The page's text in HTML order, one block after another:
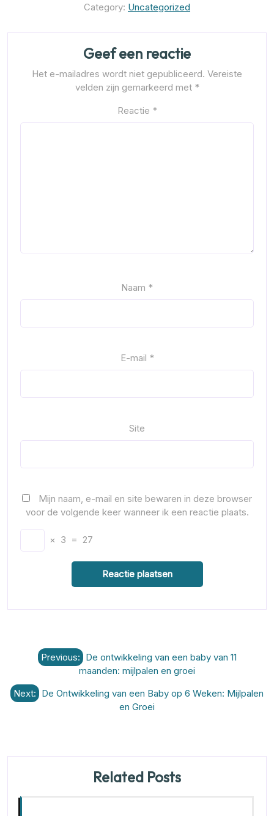
Category: Uncategorized
Geef een reactie
Het e-mailadres wordt niet gepubliceerd. Vereiste
velden zijn gemarkeerd met *
Reactie *
Naam *
E-mail *
Site
Mijn naam, e-mail en site bewaren in deze browser
voor de volgende keer wanneer ik een reactie plaats.
× 3 = 27
Berichtnavigatie
Previous: De ontwikkeling van een baby van 11
maanden: mijlpalen en groei
Next: De Ontwikkeling van een Baby op 6 Weken: Mijlpalen
en Groei
Related Posts